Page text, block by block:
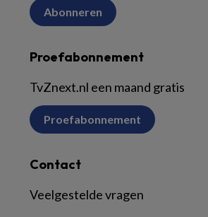
Abonneren
Proefabonnement
TvZnext.nl een maand gratis
Proefabonnement
Contact
Veelgestelde vragen